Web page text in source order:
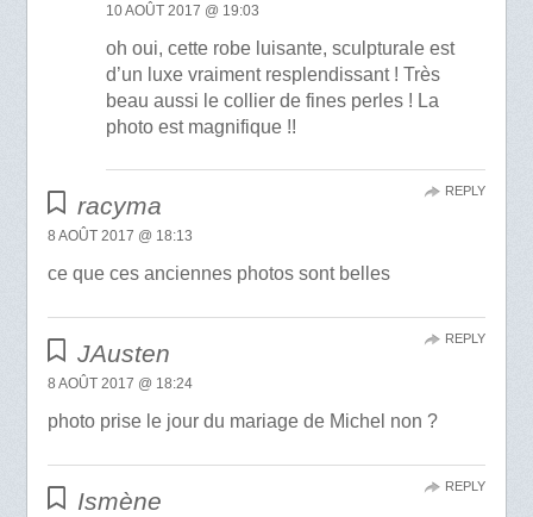
10 AOÛT 2017 @ 19:03
oh oui, cette robe luisante, sculpturale est
d’un luxe vraiment resplendissant ! Très
beau aussi le collier de fines perles ! La
photo est magnifique !!
racyma
8 AOÛT 2017 @ 18:13
ce que ces anciennes photos sont belles
REPLY
JAusten
8 AOÛT 2017 @ 18:24
photo prise le jour du mariage de Michel non ?
REPLY
Ismène
REPLY